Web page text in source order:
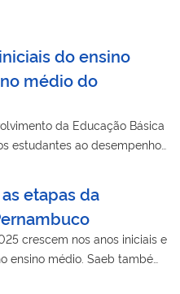
do ensino
médio do
da Educação Básica
estudantes ao desempenho
etapas da
crescem nos anos iniciais e
ensino médio. Saeb também